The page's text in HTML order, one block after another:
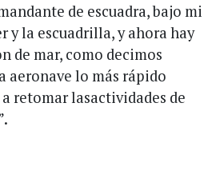
de escuadra, bajo mi
y la escuadrilla, y ahora hay
de mar, como decimos
aeronave lo más rápido
retomar lasactividades de